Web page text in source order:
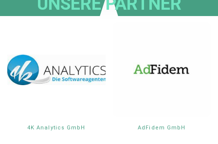
4K Analytics GmbH AdFidem GmbH